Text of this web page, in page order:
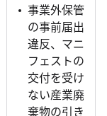
事業外保管
の事前届出
違反、マニ
フェストの
交付を受け
ない産業廃
棄物の引き